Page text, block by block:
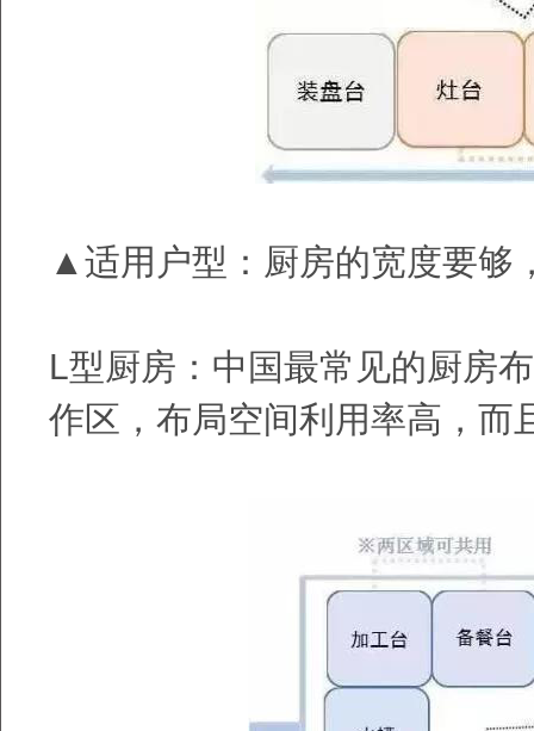
▲适用户型：厨房的宽度要够
L型厨房：中国最常见的厨房
作区，布局空间利用率高，而